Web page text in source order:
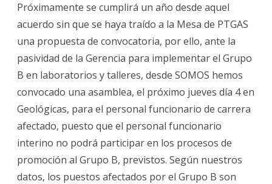
Próximamente se cumplirá un año desde aquel
acuerdo sin que se haya traído a la Mesa de PTGAS
una propuesta de convocatoria, por ello, ante la
pasividad de la Gerencia para implementar el Grupo
B en laboratorios y talleres, desde SOMOS hemos
convocado una asamblea, el próximo jueves día 4 en
Geológicas, para el personal funcionario de carrera
afectado, puesto que el personal funcionario
interino no podrá participar en los procesos de
promoción al Grupo B, previstos. Según nuestros
datos, los puestos afectados por el Grupo B son